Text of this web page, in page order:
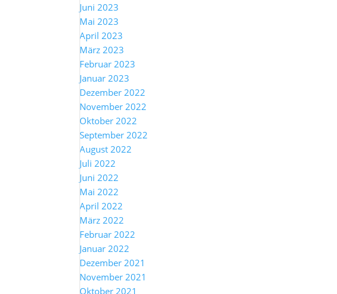
Juni 2023
Mai 2023
April 2023
März 2023
Februar 2023
Januar 2023
Dezember 2022
November 2022
Oktober 2022
September 2022
August 2022
Juli 2022
Juni 2022
Mai 2022
April 2022
März 2022
Februar 2022
Januar 2022
Dezember 2021
November 2021
Oktober 2021